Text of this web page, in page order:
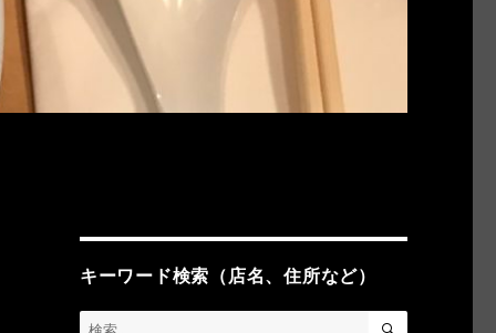
キーワード検索（店名、住所など）
検
検